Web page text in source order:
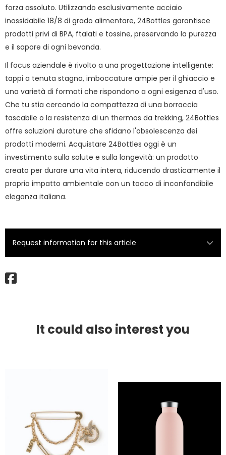
forza assoluto. Utilizzando esclusivamente acciaio
inossidabile 18/8 di grado alimentare, 24Bottles garantisce
prodotti privi di BPA, ftalati e tossine, preservando la purezza
e il sapore di ogni bevanda.
Il focus aziendale è rivolto a una progettazione intelligente:
tappi a tenuta stagna, imboccature ampie per il ghiaccio e
una varietà di formati che rispondono a ogni esigenza d'uso.
Che tu stia cercando la compattezza di una borraccia
tascabile o la resistenza di un thermos da trekking, 24Bottles
offre soluzioni durature che sfidano l'obsolescenza dei
prodotti moderni. Acquistare 24Bottles oggi è un
investimento sulla salute e sulla longevità: un prodotto
creato per durare una vita intera, riducendo drasticamente il
proprio impatto ambientale con un tocco di inconfondibile
eleganza italiana.
Request information for this article
It could also interest you